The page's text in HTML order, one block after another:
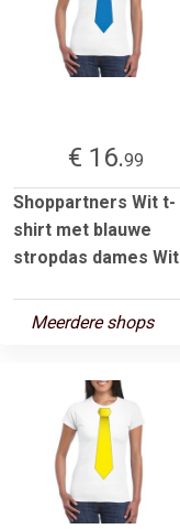
€ 16.99
Shoppartners Wit t-
shirt met blauwe
stropdas dames Wit
Meerdere shops